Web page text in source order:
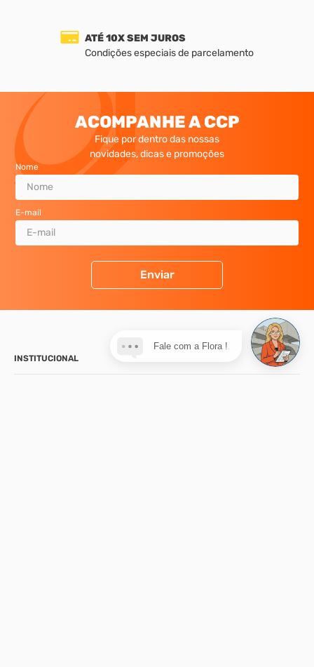
ATÉ 10X SEM JUROS
Condições especiais de parcelamento
ACOMPANHE A CCP
Fique por dentro das nossas
novidades, dicas e promoções
Nome
E-mail
Enviar
INSTITUCIONAL
Fale com a Flora !